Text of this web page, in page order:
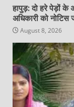
हापुड़: दो हरे पेड़ों के
अधिकारी को नोटिस
August 8, 2026